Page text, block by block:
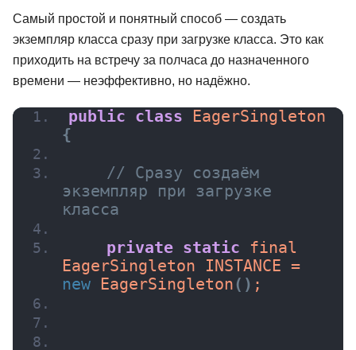
Самый простой и понятный способ — создать
экземпляр класса сразу при загрузке класса. Это как
приходить на встречу за полчаса до назначенного
времени — неэффективно, но надёжно.
public class
{
// Сразу создаём
экземпляр при загрузке
класса
private static final
new
EagerSingleton ( ) ;